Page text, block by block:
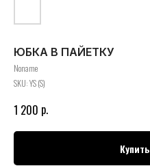
ЮБКА В ПАЙЕТКУ
Noname
SKU:YS (S)
1 200 р.
Купить